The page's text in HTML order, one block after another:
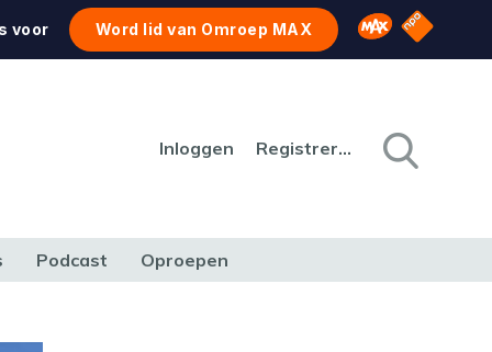
voor Word lid van Omroep MAX Omroep MAX
NPO
Inloggen Registreren
Podcast Oproepen